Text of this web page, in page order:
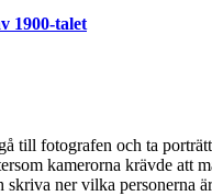
1900-talet
till fotografen och ta
kamerorna krävde
ner vilka personerna